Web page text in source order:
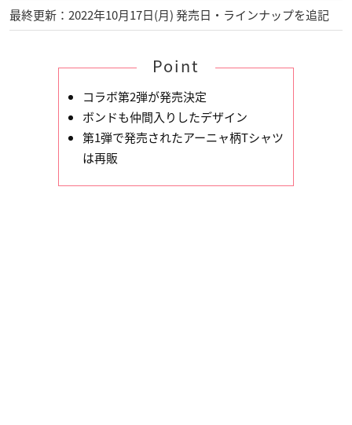
最終更新：2022年10月17日(月) 発売日・ラインナップを追記
Point
コラボ第2弾が発売決定
ボンドも仲間入りしたデザイン
第1弾で発売されたアーニャ柄Tシャツ
は再販